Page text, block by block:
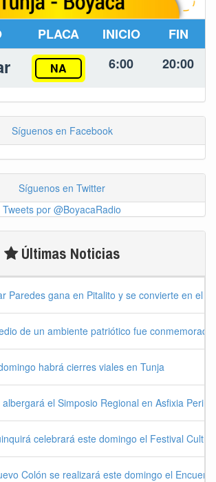
PLACA INICIO FIN
NA 6:00 20:00
Síguenos en Facebook
Síguenos en Twitter
Tweets por @BoyacaRadio
Últimas Noticias
Paredes gana en Pitalito y se convierte en el
de un ambiente patriótico fue
habrá cierres viales en Tunja
albergará el Simposio Regional en Asfixia
celebrará este domingo el Festival
Colón se realizará este domingo el